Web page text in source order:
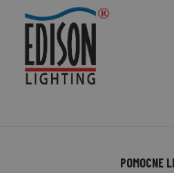
POMOCNE